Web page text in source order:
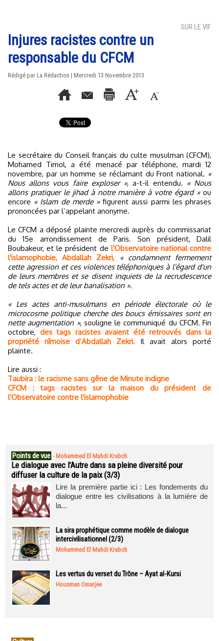
SUR LE VIF
Injures racistes contre un
responsable du CFCM
Rédigé par La Rédaction | Mercredi 13 Novembre 2013
Le secrétaire du Conseil français du culte musulman (CFCM),
Mohamed Timol, a été menacé par téléphone, mardi 12
novembre, par un homme se réclamant du Front national. «
Nous allons vous faire exploser », a-t-il entendu. « Nous
allons pratiquer le jihad à notre manière à votre égard »ou
encore « Islam de merde »figurent aussi parmi les phrases
prononcées par l’appelant anonyme.
Le CFCM a déposé plainte mercredi auprès du commissariat
du 15e arrondissement de Paris. Son président, Dalil
Boubakeur, et le président de l'Observatoire national contre
l'islamophobie, Abdallah Zekri,
« condamnent fermement
cette agression et ces violences téléphoniques à l'égard d'un
de leurs membres et se disent inquiets de la recrudescence
de tels actes et de leur banalisation ».
« Les actes anti-musulmans en période électorale où le
microcosme politique cherche des boucs émissaires sont en
nette augmentation », souligne le communiqué du CFCM. Fin
octobre, des tags racistes avaient été retrouvés dans la
propriété nîmoise d’Abdallah Zekri. Il avait alors porté
plainte.
Lire aussi :
Taubira : le racisme sans gêne de Minute indigne
CFCM : tags racistes sur la maison du président de
l'Observatoire contre l'islamophobie
Points de vue - Mohammed El Mahdi Krabch
Le dialogue avec l’Autre dans sa pleine diversité pour
diffuser la culture de la paix (3/3)
Lire la première partie ici : Les fondements du
dialogue entre les civilisations à la lumière de
la...
La sira prophétique comme modèle de dialogue
intercivilisationnel (2/3)
Mohammed El Mahdi Krabch
Les vertus du verset du Trône – Ayat al-Kursi
Housman Omarjee